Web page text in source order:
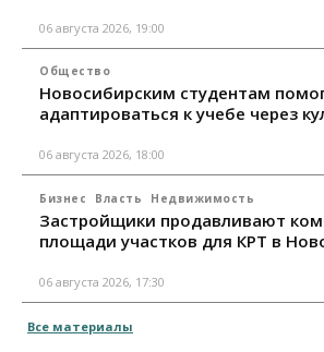
06 августа 2026, 19:00
Общество
Новосибирским студентам
адаптироваться к учебе через
06 августа 2026, 18:00
Бизнес Власть Недвижимость
Застройщики продавливают
площади участков для КРТ в
06 августа 2026, 17:30
Все материалы